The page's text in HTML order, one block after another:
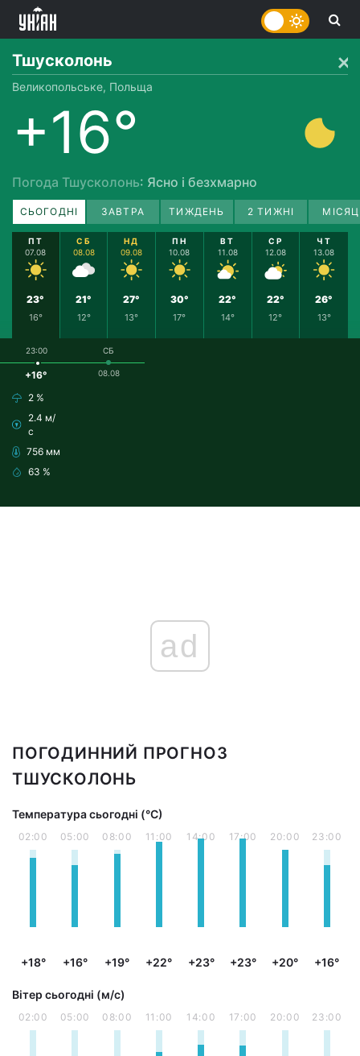
Тшусколонь
Великопольське, Польща
+16°
Погода Тшусколонь: Ясно і безхмарно
СЬОГОДНІ ЗАВТРА ТИЖДЕНЬ 2 ТИЖНІ
ПТ
07.08
23°
16°
СБ
08.08
21°
12°
НД
09.08
27°
13°
ПН
10.08
30°
17°
ВТ
11.08
22°
14°
СР
12.08
22°
12°
ЧТ
13.08
26°
13°
23:00
+16°
2 %
2.4 м/
с
756 мм
63 %
СБ
08.08
ad
ПОГОДИННИЙ ПРОГНОЗ
ТШУСКОЛОНЬ
Температура сьогодні (°С)
02:00
+18°
05:00
+16°
08:00
+19°
11:00
+22°
14:00
+23°
17:00
+23°
20:00
+20°
23:00
+16°
Вітер сьогодні (м/с)
02:00 05:00 08:00 11:00 14:00 17:00 20:00 23:00